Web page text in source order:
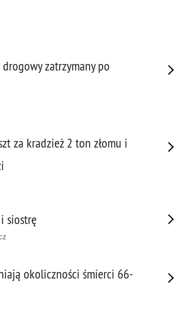
zatrzymany po
za kradzież 2 ton złomu i
siostrę
okoliczności śmierci 66-